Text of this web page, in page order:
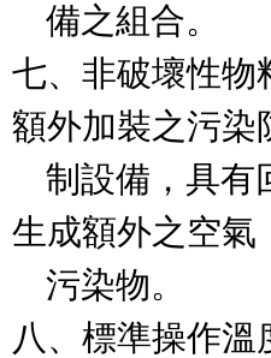
備之組合。
七、非破壞性物
額外加裝之污染
制設備，具有
生成額外之空氣
污染物。
八、標準操作